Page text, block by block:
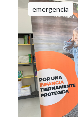
emergencia